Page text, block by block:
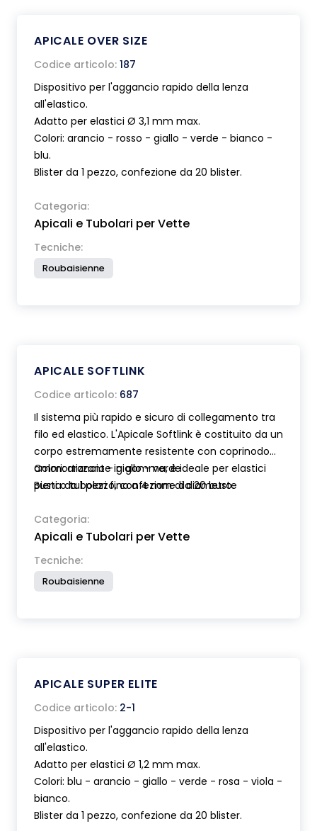
APICALE OVER SIZE
Codice articolo: 187
Dispositivo per l'aggancio rapido della lenza
all'elastico.
Adatto per elastici Ø 3,1 mm max.
Colori: arancio - rosso - giallo - verde - bianco -
blu.
Blister da 1 pezzo, confezione da 20 blister.
Categoria:
Apicali e Tubolari per Vette
Tecniche:
Roubaisienne
APICALE SOFTLINK
Codice articolo: 687
Il sistema più rapido e sicuro di collegamento tra
filo ed elastico. L'Apicale Softlink è costituito da un
corpo estremamente resistente con coprinodo
ammortizzante in gomma, è ideale per elastici
pieni o tubolari fino a 4 mm di diametro.
Colori: arancio - giallo - verde
Busta da 1 pezzo, confezione da 20 buste
Categoria:
Apicali e Tubolari per Vette
Tecniche:
Roubaisienne
APICALE SUPER ELITE
Codice articolo: 2-1
Dispositivo per l'aggancio rapido della lenza
all'elastico.
Adatto per elastici Ø 1,2 mm max.
Colori: blu - arancio - giallo - verde - rosa - viola -
bianco.
Blister da 1 pezzo, confezione da 20 blister.